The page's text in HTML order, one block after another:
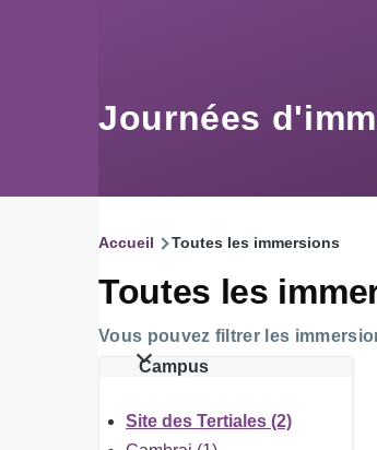
Journées
d'Ariane
Accueil Toutes les immersions
Toutes les
Vous pouvez filtrer les
Campus
Site des Tertiales (2)